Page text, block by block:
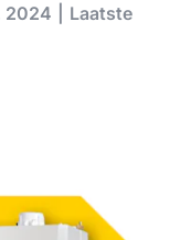
2024
Laatste